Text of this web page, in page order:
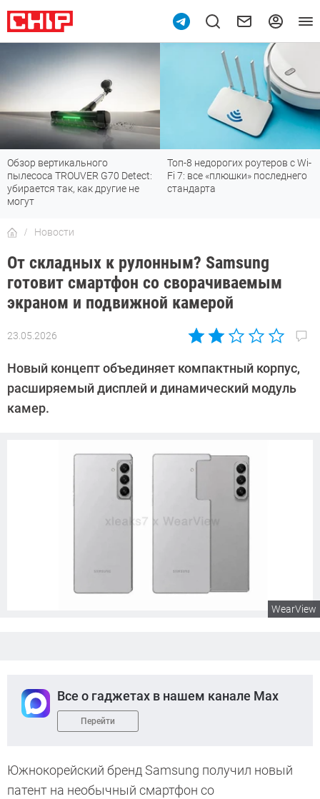
Обзор вертикального
пылесоса TROUVER G70 Detect:
убирается так, как другие не
могут
Топ-8 недорогих роутеров с Wi-
Fi 7: все «плюшки» последнего
стандарта
Новости
От складных к рулонным? Samsung
готовит смартфон со сворачиваемым
экраном и подвижной камерой
23.05.2026
Автор:
Довлатова
Новый концепт объединяет компактный корпус,
расширяемый дисплей и динамический модуль
камер.
WearView
Все о гаджетах в нашем канале Max
Перейти
Южнокорейский бренд Samsung получил новый
патент на необычный смартфон со